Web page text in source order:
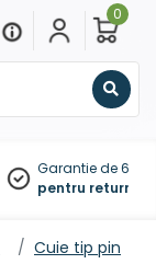
0
Garantie de 60
pentru
Cuie tip pin